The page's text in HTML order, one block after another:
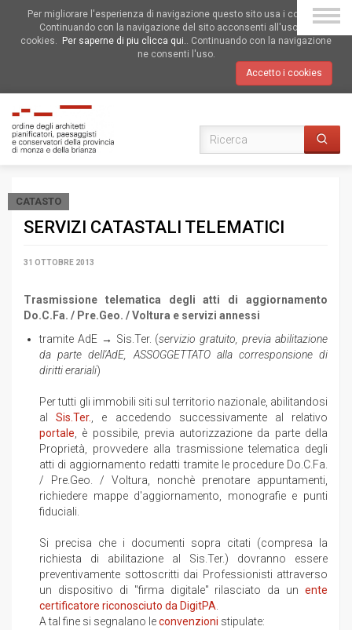
Per migliorare l'esperienza di navigazione questo sito usa i cookies.
Continuando con la navigazione del sito acconsenti all'uso dei
cookies.
Per saperne di piu clicca qui.. Continuando con la navigazione
ne consenti l'uso.
Accetto i cookies
CATASTO
SERVIZI CATASTALI TELEMATICI
31 OTTOBRE 2013
Trasmissione telematica degli atti di aggiornamento
Do.C.Fa. / Pre.Geo. / Voltura e servizi annessi
tramite AdE → Sis.Ter. (servizio gratuito, previa abilitazione
da parte dell'AdE, ASSOGGETTATO alla corresponsione di
diritti erariali)
Per tutti gli immobili siti sul territorio nazionale, abilitandosi
alSis.Ter.
, e accedendo successivamente al relativo
portale , è possibile, previa autorizzazione da parte della
Proprietà, provvedere alla trasmissione telematica degli
atti di aggiornamento redatti tramite le procedure Do.C.Fa.
/ Pre.Geo. / Voltura, nonchè prenotare appuntamenti,
richiedere mappe d'aggiornamento, monografie e punti
fiduciali.
Si precisa che i documenti sopra citati (compresa la
richiesta di abilitazione al Sis.Ter.) dovranno essere
preventivamente sottoscritti dai Professionisti attraverso
un dispositivo di "firma digitale" rilasciato da un ente
certificatore riconosciuto da DigitPA
A tal fine si segnalano leconvenzioni stipulate: